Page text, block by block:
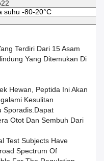
suhu -80-20°C
Terdiri Dari 15 Asam
Yang Ditemukan Di
Hewan, Peptida Ini Akan
Kesulitan
Sporadis.dapat
Otot Dan Sembuh Dari
Test Subjects Have
Spectrum Of